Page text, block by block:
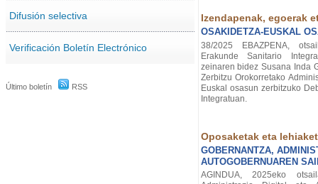
Difusión selectiva
Verificación Boletín Electrónico
Último boletín RSS
Izendapenak, egoerak
OSAKIDETZA-EUSKAL
38/2025 EBAZPENA,
Erakunde Sanitario
zeinaren bidez Susana Inda
Zerbitzu Orokorretako
Euskal osasun zerbitzuko
Integratuan.
Oposaketak eta
GOBERNANTZA,
AUTOGOBERNUAREN
AGINDUA, 2025eko